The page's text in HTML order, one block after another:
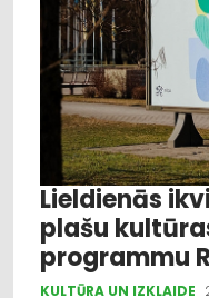
Lieldienās
plašu
programmu
KULTŪRA UN IZKLAIDE